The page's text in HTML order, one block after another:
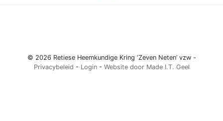
© 2026 Retiese Heemkundige Kring ‘Zeven Neten’ vzw -
Privacybeleid - Login- Website door Made I.T. Geel